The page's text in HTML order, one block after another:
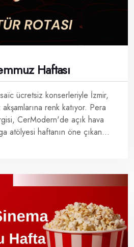
Haftası
ücretsiz konserleriyle İzmir,
renk katıyor. Pera
CerModern'de açık hava
atölyesi haftanın öne çıkan...